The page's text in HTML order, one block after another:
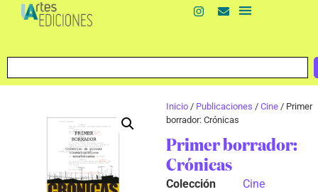
Inicio / Publicaciones / Cine / Primer
borrador: Crónicas
Primer borrador:
Crónicas
Colección Cine